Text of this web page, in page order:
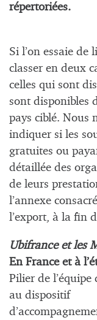
répertoriées.
Si l’on essaie de
classer en deux
celles qui sont
sont disponibles
pays ciblé. Nous
indiquer si les
gratuites ou
détaillée des
de leurs
l’annexe
l’export, à la fin
Ubifrance et les
En France et à
Pilier de l’équipe
au dispositif